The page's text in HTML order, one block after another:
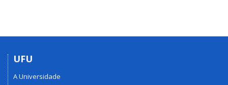
UFU
A Universidade